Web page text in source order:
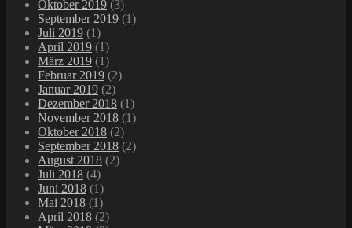
Oktober 2019 (3)
September 2019 (1)
Juli 2019 (1)
April 2019 (1)
März 2019 (1)
Februar 2019 (2)
Januar 2019 (2)
Dezember 2018 (1)
November 2018 (1)
Oktober 2018 (2)
September 2018 (2)
August 2018 (2)
Juli 2018 (4)
Juni 2018 (1)
Mai 2018 (1)
April 2018 (2)